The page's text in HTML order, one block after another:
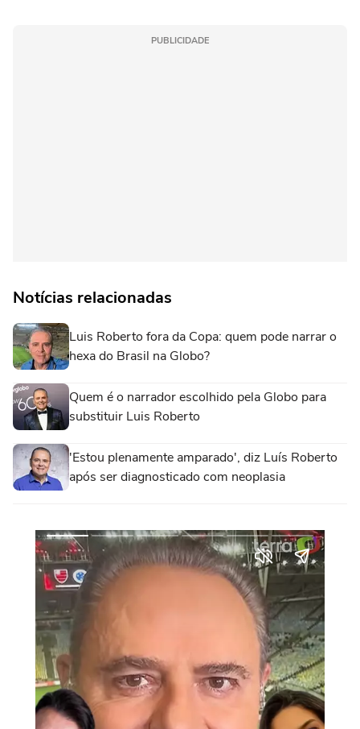
PUBLICIDADE
Notícias relacionadas
Luis Roberto fora da Copa: quem pode narrar o
hexa do Brasil na Globo?
Quem é o narrador escolhido pela Globo para
substituir Luis Roberto
'Estou plenamente amparado', diz Luís Roberto
após ser diagnosticado com neoplasia